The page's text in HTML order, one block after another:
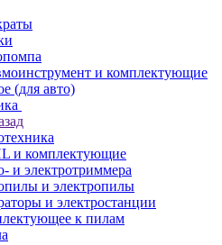
и комплектующие
(для авто)
и комплектующие
и электротриммера
и электропилы
и электростанции
к пилам